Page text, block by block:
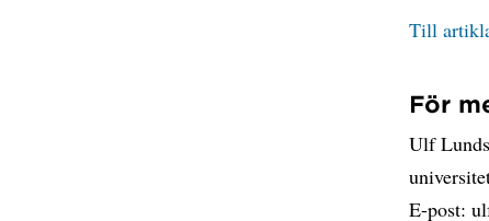
Till
För
Ulf
E-post: